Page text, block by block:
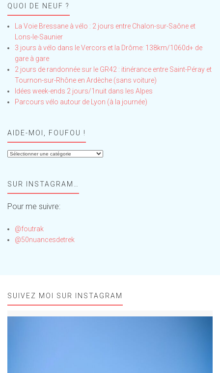
QUOI DE NEUF ?
La Voie Bressane à vélo : 2 jours entre Chalon-sur-Saône et
Lons-le-Saunier
3 jours à vélo dans le Vercors et la Drôme: 138km/1060d+ de
gare à gare
2 jours de randonnée sur le GR42 : itinérance entre Saint-Péray et
Tournon-sur-Rhône en Ardèche (sans voiture)
Idées week-ends 2 jours/1nuit dans les Alpes
Parcours vélo autour de Lyon (à la journée)
AIDE-MOI, FOUFOU !
Aide-
!SUR INSTAGRAM…
Pour me suivre:
@foutrak
@50nuancesdetrek
SUIVEZ MOI SUR INSTAGRAM